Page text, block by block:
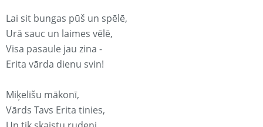
Lai sit bungas pūš un spēlē,
Urā sauc un laimes vēlē,
Visa pasaule jau zina -
Erita vārda dienu svin!
Miķelīšu mākonī,
Vārds Tavs Erita tinies,